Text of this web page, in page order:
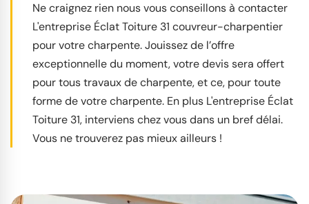
Ne craignez rien nous vous conseillons à contacter
L'entreprise Éclat Toiture 31 couvreur-charpentier
pour votre charpente. Jouissez de l’offre
exceptionnelle du moment, votre devis sera offert
pour tous travaux de charpente, et ce, pour toute
forme de votre charpente. En plus L'entreprise Éclat
Toiture 31, interviens chez vous dans un bref délai.
Vous ne trouverez pas mieux ailleurs !